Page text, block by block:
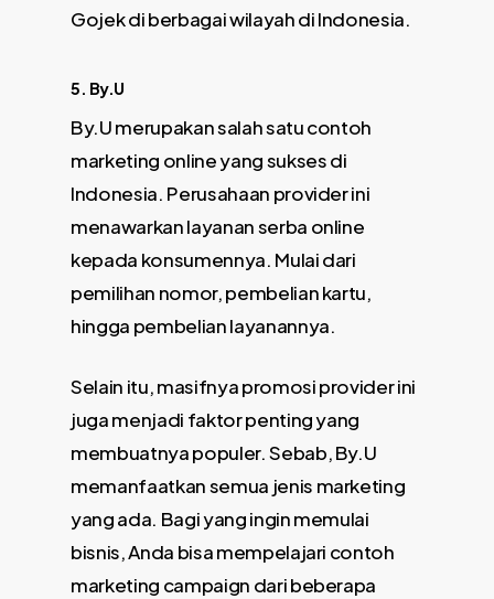
Gojek di berbagai wilayah di Indonesia.
5. By.U
By.U merupakan salah satu contoh
marketing online yang sukses di
Indonesia. Perusahaan provider ini
menawarkan layanan serba online
kepada konsumennya. Mulai dari
pemilihan nomor, pembelian kartu,
hingga pembelian layanannya.
Selain itu, masifnya promosi provider ini
juga menjadi faktor penting yang
membuatnya populer. Sebab, By.U
memanfaatkan semua jenis marketing
yang ada. Bagi yang ingin memulai
bisnis, Anda bisa mempelajari contoh
marketing campaign dari beberapa